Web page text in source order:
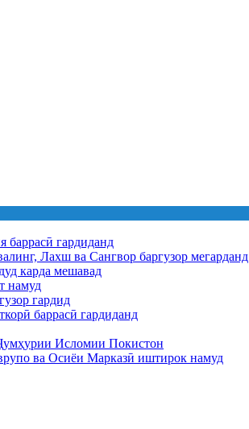
баррасӣ гардиданд
Лахш ва Сангвор баргузор мегарданд
карда мешавад
намуд
гардид
баррасӣ гардиданд
Исломии Покистон
ва Осиёи Марказӣ иштирок намуд